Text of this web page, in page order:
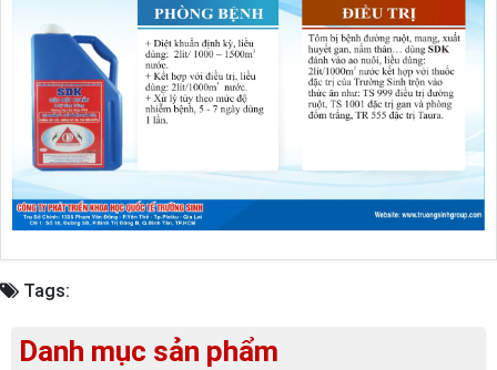
Tags:
Danh mục sản phẩm